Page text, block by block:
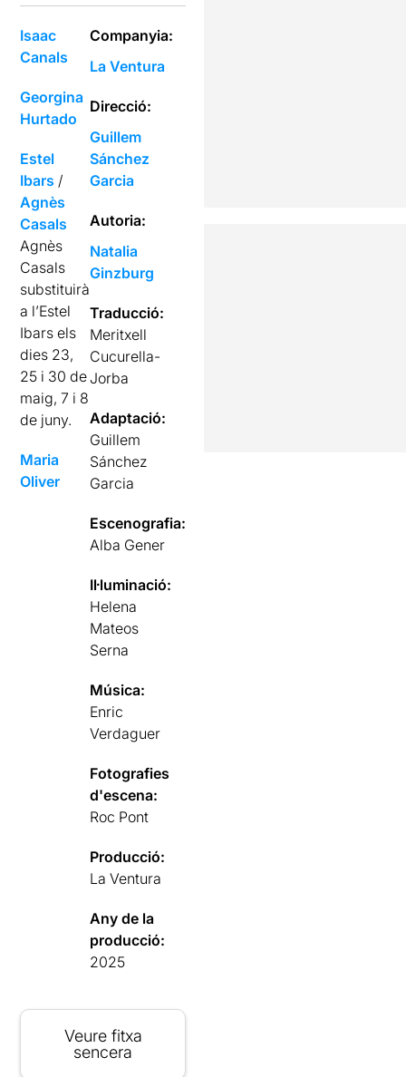
Isaac
Canals
Georgina
Hurtado
Estel
Ibars /
Agnès
Casals
Agnès
Casals
substituirà
a l’Estel
Ibars els
dies 23,
25 i 30 de
maig, 7 i 8
de juny.
Maria
Oliver
Companyia:
La Ventura
Direcció:
Guillem
Sánchez
Garcia
Autoria:
Natalia
Ginzburg
Traducció:
Meritxell
Cucurella-
Jorba
Adaptació:
Guillem
Sánchez
Garcia
Escenografia:
Alba Gener
Il·luminació:
Helena
Mateos
Serna
Música:
Enric
Verdaguer
Fotografies
d'escena:
Roc Pont
Producció:
La Ventura
Any de la
producció:
2025
Veure fitxa
sencera